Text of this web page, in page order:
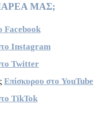
ΜΑΣ;
Facebook
Instagram
Twitter
Επίσκυρου στο YouTube
TikTok